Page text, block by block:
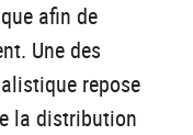
afin de
Une des
repose
la distribution